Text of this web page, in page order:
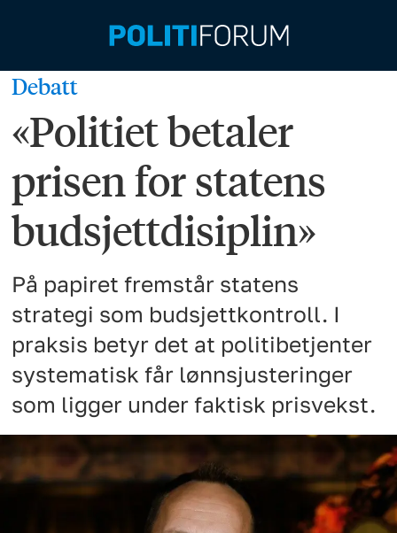
Debatt
«Politiet betaler
prisen for statens
budsjettdisiplin»
På papiret fremstår statens
strategi som budsjettkontroll. I
praksis betyr det at politibetjenter
systematisk får lønnsjusteringer
som ligger under faktisk prisvekst.